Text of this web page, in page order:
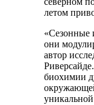
летом
«Сезонные
они
автор
биохимии